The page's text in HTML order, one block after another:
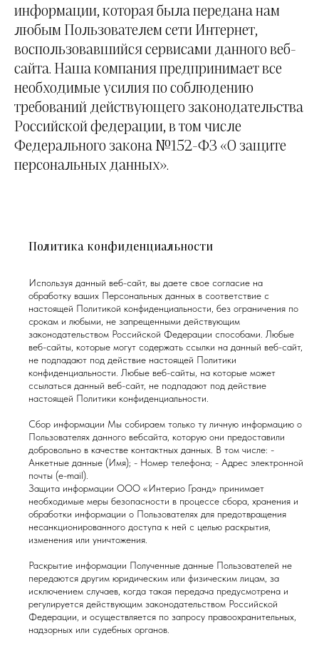
информации, которая была передана нам
любым Пользователем сети Интернет,
воспользовавшийся сервисами данного веб-
сайта. Наша компания предпринимает все
необходимые усилия по соблюдению
требований действующего законодательства
Российской федерации, в том числе
Федерального закона №152-ФЗ «О защите
персональных данных».
Политика конфиденциальности
Используя данный веб-сайт, вы даете свое согласие на
обработку ваших Персональных данных в соответствие с
настоящей Политикой конфиденциальности, без ограничения по
срокам и любыми, не запрещенными действующим
законодательством Российской Федерации способами. Любые
веб-сайты, которые могут содержать ссылки на данный веб-сайт,
не подпадают под действие настоящей Политики
конфиденциальности. Любые веб-сайты, на которые может
ссылаться данный веб-сайт, не подпадают под действие
настоящей Политики конфиденциальности.
Сбор информации Мы собираем только ту личную информацию о
Пользователях данного вебсайта, которую они предоставили
добровольно в качестве контактных данных. В том числе: -
Анкетные данные (Имя); - Номер телефона; - Адрес электронной
почты (е-mail).
Защита информации ООО «Интерио Гранд» принимает
необходимые меры безопасности в процессе сбора, хранения и
обработки информации о Пользователях для предотвращения
несанкционированного доступа к ней с целью раскрытия,
изменения или уничтожения.
Раскрытие информации Полученные данные Пользователей не
передаются другим юридическим или физическим лицам, за
исключением случаев, когда такая передача предусмотрена и
регулируется действующим законодательством Российской
Федерации, и осуществляется по запросу правоохранительных,
надзорных или судебных органов.